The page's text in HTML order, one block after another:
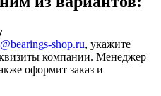
shop.ru, укажите
компании. Менеджер
оформит заказ и